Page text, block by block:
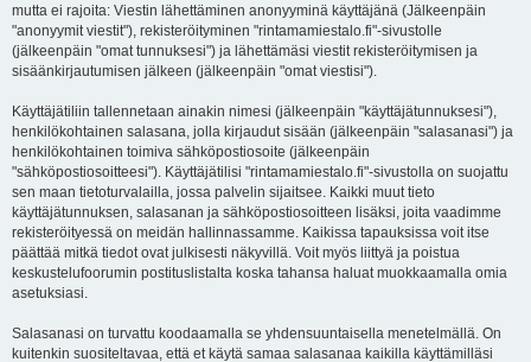
mutta ei rajoita: Viestin lähettäminen anonyyminä käyttäjänä (Jälkeenpäin
"anonyymit viestit"), rekisteröityminen "rintamamiestalo.fi"-sivustolle
(jälkeenpäin "omat tunnuksesi") ja lähettämäsi viestit rekisteröitymisen ja
sisäänkirjautumisen jälkeen (jälkeenpäin "omat viestisi").
Käyttäjätiliin tallennetaan ainakin nimesi (jälkeenpäin "käyttäjätunnuksesi"),
henkilökohtainen salasana, jolla kirjaudut sisään (jälkeenpäin "salasanasi") ja
henkilökohtainen toimiva sähköpostiosoite (jälkeenpäin
"sähköpostiosoitteesi"). Käyttäjätilisi "rintamamiestalo.fi"-sivustolla on suojattu
sen maan tietoturvalailla, jossa palvelin sijaitsee. Kaikki muut tieto
käyttäjätunnuksen, salasanan ja sähköpostiosoitteen lisäksi, joita vaadimme
rekisteröityessä on meidän hallinnassamme. Kaikissa tapauksissa voit itse
päättää mitkä tiedot ovat julkisesti näkyvillä. Voit myös liittyä ja poistua
keskustelufoorumin postituslistalta koska tahansa haluat muokkaamalla omia
asetuksiasi.
Salasanasi on turvattu koodaamalla se yhdensuuntaisella menetelmällä. On
kuitenkin suositeltavaa, että et käytä samaa salasanaa kaikilla käyttämilläsi